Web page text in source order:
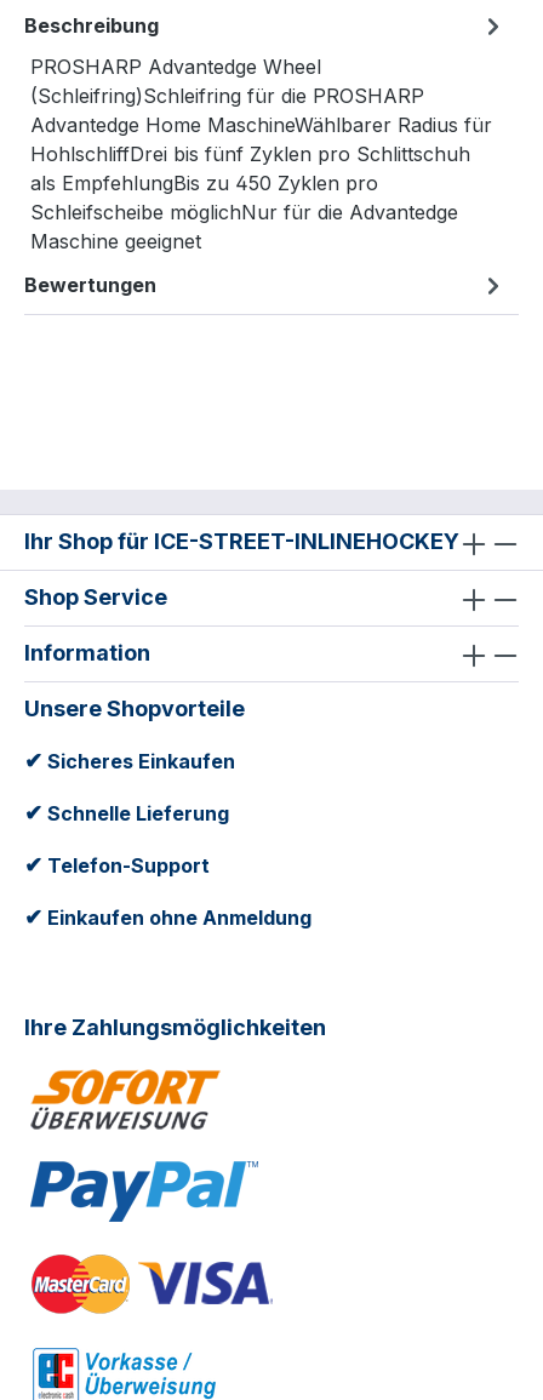
Beschreibung
PROSHARP Advantedge Wheel
(Schleifring)Schleifring für die PROSHARP
Advantedge Home MaschineWählbarer Radius für
HohlschliffDrei bis fünf Zyklen pro Schlittschuh
als EmpfehlungBis zu 450 Zyklen pro
Schleifscheibe möglichNur für die Advantedge
Maschine geeignet
Bewertungen
Ihr Shop für ICE-STREET-INLINEHOCKEY
Shop Service
Information
Unsere Shopvorteile
✔ Sicheres Einkaufen
✔ Schnelle Lieferung
✔ Telefon-Support
✔ Einkaufen ohne Anmeldung
Ihre Zahlungsmöglichkeiten